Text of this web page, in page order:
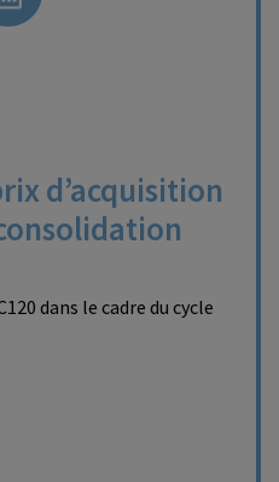
d’acquisition
dans le cadre du cycle